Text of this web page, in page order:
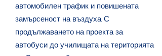
автомобилен трафик и повишената
замърсеност на въздуха. С
продължаването на проекта за
автобуси до училищата на територията